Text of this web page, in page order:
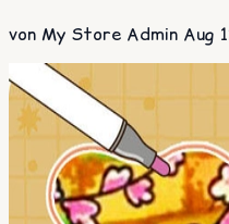
von My Store Admin Aug